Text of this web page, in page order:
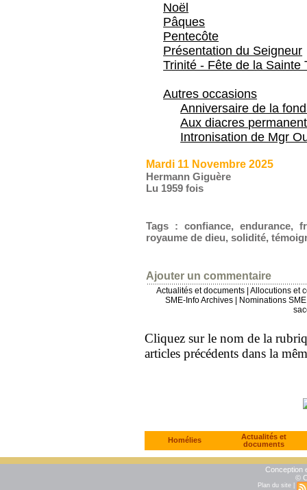
Noël
Pâques
Pentecôte
Présentation du Seigneur
Trinité - Fête de la Sainte
Autres occasions
Anniversaire de la
Aux diacres
Intronisation de Mgr
Mardi 11 Novembre 2025
Hermann Giguère
Lu 1959 fois
Tags :confiance,endurance,
royaume de dieu,solidité,
Ajouter un commentaire
Actualités et documents
Allocutions et
SME-Info Archives
Nominations
Cliquez sur le nom de la
articles précédents dans la
Homélies
Actualités et
documents
Conception
©
Plan du site